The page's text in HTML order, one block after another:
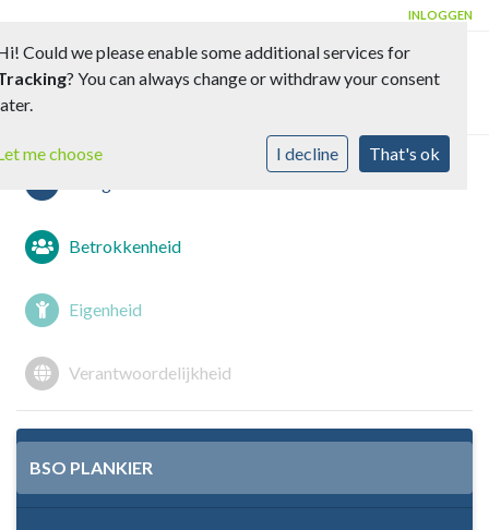
INLOGGEN
Toggle
Betrokkenheid
Eigenheid
Verantwoordelijkheid
BSO PLANKIER
Could we please enable some additional services for
? You can always change or withdraw your consent
me choose I decline That's ok